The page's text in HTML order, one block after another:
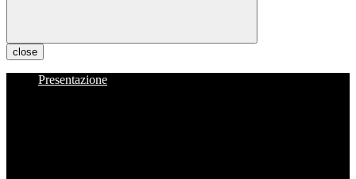
close
Presentazione